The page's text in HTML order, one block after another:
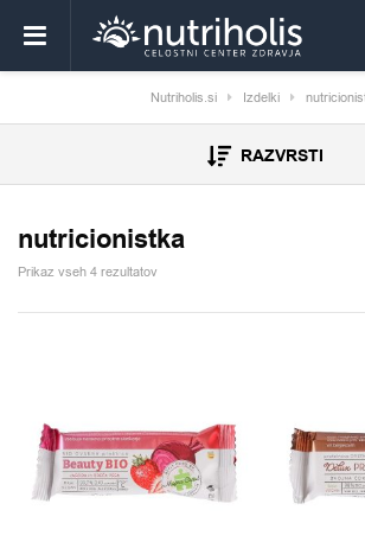
Nutriholis.si Izdelki
RAZVRSTI
nutricionistka
Prikaz vseh 4 rezultatov